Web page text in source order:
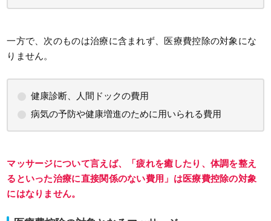
一方で、次のものは治療に含まれず、医療費控除の対象にな
りません。
健康診断、人間ドックの費用
病気の予防や健康増進のために用いられる費用
マッサージについて言えば、「疲れを癒したり、体調を整え
るといった治療に直接関係のない費用」は医療費控除の対象
にはなりません。